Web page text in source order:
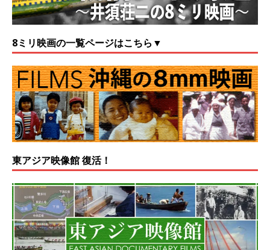
8ミリ映画の一覧ページはこちら▼
東アジア映像館 復活！